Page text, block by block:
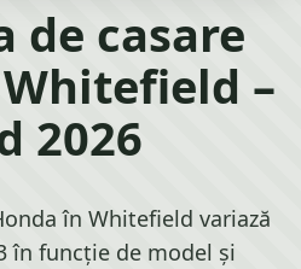
de casare
–
2026
în Whitefield variază
în funcție de model și